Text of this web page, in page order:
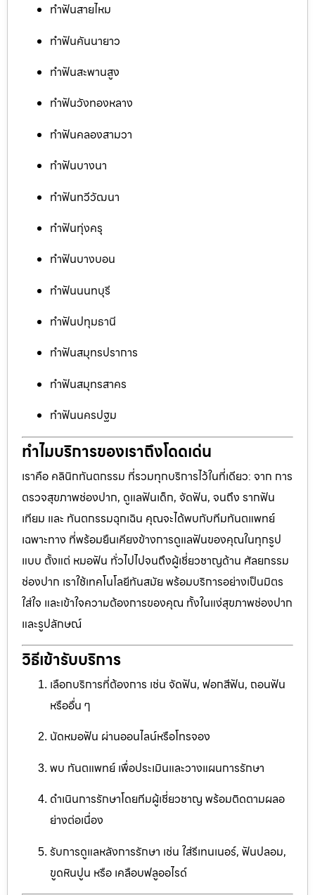
ทำฟันสายไหม
ทำฟันคันนายาว
ทำฟันสะพานสูง
ทำฟันวังทองหลาง
ทำฟันคลองสามวา
ทำฟันบางนา
ทำฟันทวีวัฒนา
ทำฟันทุ่งครุ
ทำฟันบางบอน
ทำฟันนนทบุรี
ทำฟันปทุมธานี
ทำฟันสมุทรปราการ
ทำฟันสมุทรสาคร
ทำฟันนครปฐม
ทำไมบริการของเราถึงโดดเด่น
เราคือ คลินิกทันตกรรม ที่รวมทุกบริการไว้ในที่เดียว: จาก การ
ตรวจสุขภาพช่องปาก, ดูแลฟันเด็ก, จัดฟัน, จนถึง รากฟัน
เทียม และ ทันตกรรมฉุกเฉิน คุณจะได้พบกับทีมทันตแพทย์
เฉพาะทาง ที่พร้อมยืนเคียงข้างการดูแลฟันของคุณในทุกรูป
แบบ ตั้งแต่ หมอฟัน ทั่วไปไปจนถึงผู้เชี่ยวชาญด้าน ศัลยกรรม
ช่องปาก เราใช้เทคโนโลยีทันสมัย พร้อมบริการอย่างเป็นมิตร
ใส่ใจ และเข้าใจความต้องการของคุณ ทั้งในแง่สุขภาพช่องปาก
และรูปลักษณ์
วิธีเข้ารับบริการ
เลือกบริการที่ต้องการ เช่น จัดฟัน, ฟอกสีฟัน, ถอนฟัน
หรืออื่น ๆ
นัดหมอฟัน ผ่านออนไลน์หรือโทรจอง
พบ ทันตแพทย์ เพื่อประเมินและวางแผนการรักษา
ดำเนินการรักษาโดยทีมผู้เชี่ยวชาญ พร้อมติดตามผลอ
ย่างต่อเนื่อง
รับการดูแลหลังการรักษา เช่น ใส่รีเทนเนอร์, ฟันปลอม,
ขูดหินปูน หรือ เคลือบฟลูออไรด์